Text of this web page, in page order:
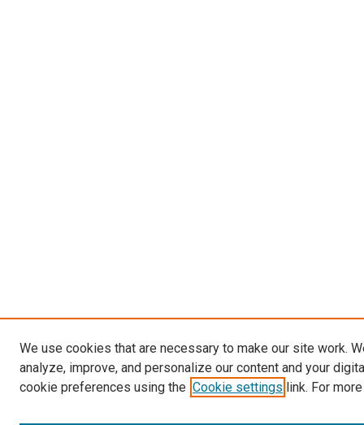
We use cookies that are necessary to make our site work.
analyze, improve, and personalize our content and your
cookie preferences using the Cookie settings link. For